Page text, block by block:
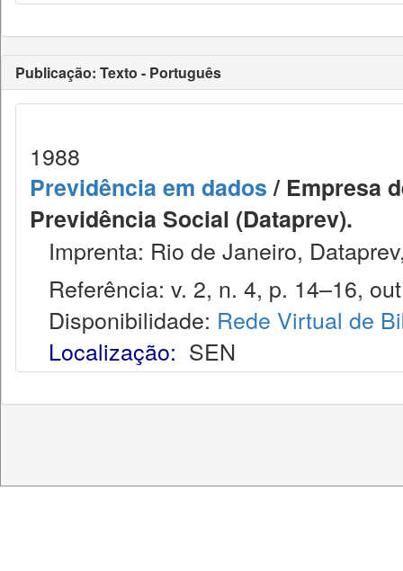
Publicação: Texto - Português
1988
Previdência em dados/ Empresa
Previdência Social (Dataprev).
Imprenta: Rio de Janeiro,
Referência: v. 2, n. 4, p. 14–16,
Disponibilidade: Rede Virtual de
Localização: SEN